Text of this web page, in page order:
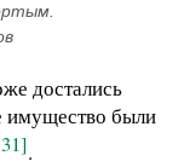
достались
имущество были
.